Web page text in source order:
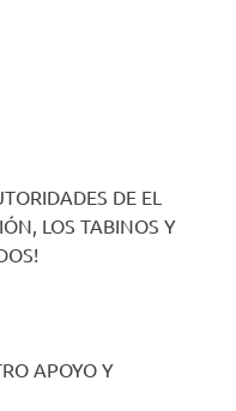
DE EL
LOS TABINOS Y
APOYO Y